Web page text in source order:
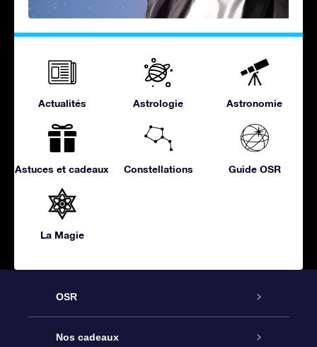
Actualités Astrologie Astronomie
Astuces et cadeaux Constellations Guide OSR
La Magie
OSR
Service
Nos cadeaux